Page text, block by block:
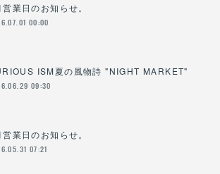
業日のお知らせ。
00:00
ISM夏の風物詩 "NIGHT MARKET"
09:30
業日のお知らせ。
07:21